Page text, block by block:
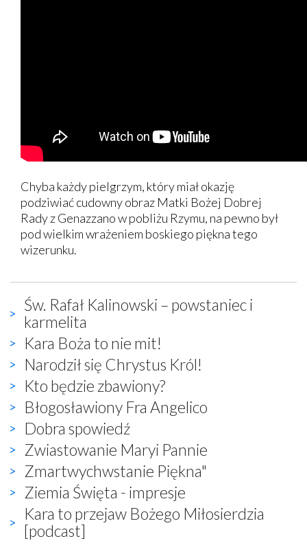
Chyba każdy pielgrzym, który miał okazję
podziwiać cudowny obraz Matki Bożej Dobrej
Rady z Genazzano w pobliżu Rzymu, na pewno był
pod wielkim wrażeniem boskiego piękna tego
wizerunku.
Św. Rafał Kalinowski – powstaniec i
karmelita
Kara Boża to nie mit!
Narodził się Chrystus Król!
Kto będzie zbawiony?
Błogosławiony Fra Angelico
Dobra spowiedź
Zwiastowanie Maryi Pannie
Zmartwychwstanie Piękna"
Ziemia Święta - impresje
Kara to przejaw Bożego Miłosierdzia
[podcast]